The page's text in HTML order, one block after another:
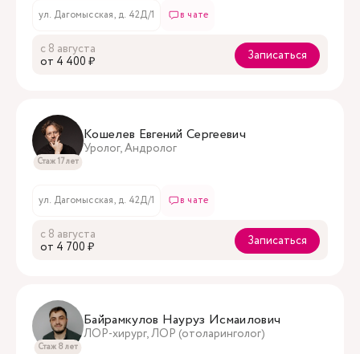
ул. Дагомысская, д. 42Д/1 в чате
с 8 августа
oт 4 400 ₽
Записаться
Стаж 17 лет
Кошелев Евгений Сергеевич
Уролог, Андролог
ул. Дагомысская, д. 42Д/1 в чате
с 8 августа
oт 4 700 ₽
Записаться
Стаж 8 лет
Байрамкулов Науруз Исмаилович
ЛОР-хирург, ЛОР (отоларинголог)